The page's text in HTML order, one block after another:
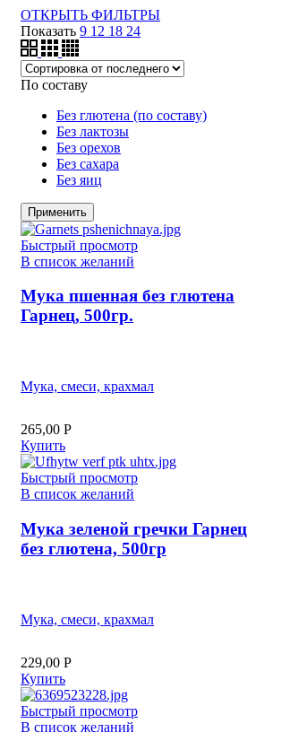
ОТКРЫТЬ ФИЛЬТРЫ
Показать 9 12 18 24
По составу
Без глютена (по составу)
Без лактозы
Без орехов
Без сахара
Без яиц
Применить
Быстрый просмотр
В список желаний
Мука пшенная без глютена
Гарнец, 500гр.
Мука, смеси, крахмал
265,00 Р
Купить
Быстрый просмотр
В список желаний
Мука зеленой гречки Гарнец
без глютена, 500гр
Мука, смеси, крахмал
229,00 Р
Купить
Быстрый просмотр
В список желаний